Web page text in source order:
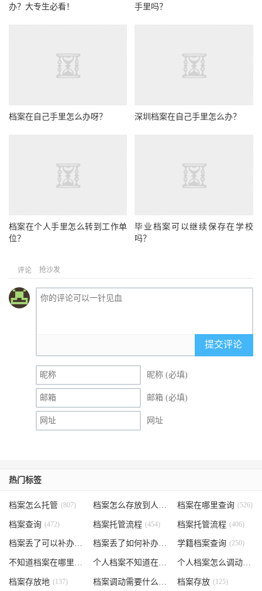
办？大专生必看！
手里吗？
档案在自己手里怎么办呀？ 深圳档案在自己手里怎么办？
档案在个人手里怎么转到工作单
位？
毕业档案可以继续保存在学校
吗？
评论 抢沙发
提交评论
昵称 (必填)
邮箱 (必填)
网址
热门标签
档案怎么托管 (807) (535)
档案在哪里查询 (526)
档案查询 (472) 档案托管流程 (454) 档案托管流程 (406)
档案丢了可以补办吗 (371) 档案丢了如何补办 学籍档案查询 (250)
不知道档案在哪里 个人档案不知道在哪儿 (191) 个人档案怎么调动
档案存放地 (137) 档案调动需要什么手续 (130)
档案存放 (125)